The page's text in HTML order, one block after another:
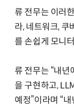
류 전무는 이러
라, 네트워크, 쿠
를 손쉽게 모니
류 전무는 “내
을 구현하고,
예정”이라며 “